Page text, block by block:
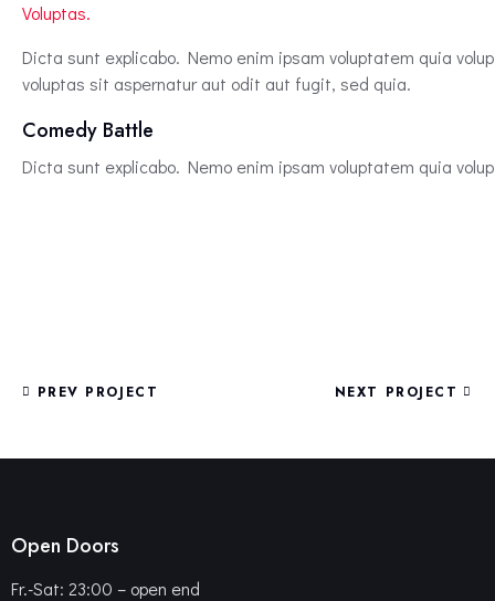
Voluptas.
Dicta sunt explicabo. Nemo enim ipsam voluptatem quia
voluptas sit aspernatur aut odit aut fugit, sed quia.
Comedy Battle
Dicta sunt explicabo. Nemo enim ipsam voluptatem quia
PREV PROJECT NEXT PROJECT
Open Doors
Fr.-Sat: 23:00 – open end